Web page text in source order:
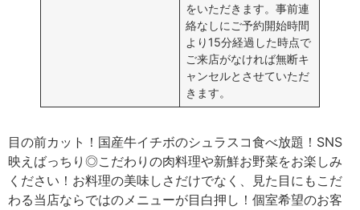
をいただきます。事前連
絡なしにご予約開始時間
より15分経過した時点で
ご来店がなければ無断キ
ャンセルとさせていただ
きます。
目の前カット！国産牛イチボのシュラスコ食べ放題！SNS
映えばっちり◎こだわりの肉料理や新鮮お野菜をお楽しみ
ください！お料理の美味しさだけでなく、見た目にもこだ
わる当店ならではのメニューが目白押し！個室希望のお客